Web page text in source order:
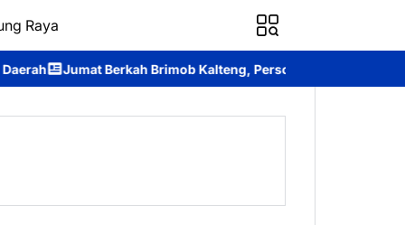
Raya
Brimob Kalteng, Personel Batalyon B Pelopor Berbagi